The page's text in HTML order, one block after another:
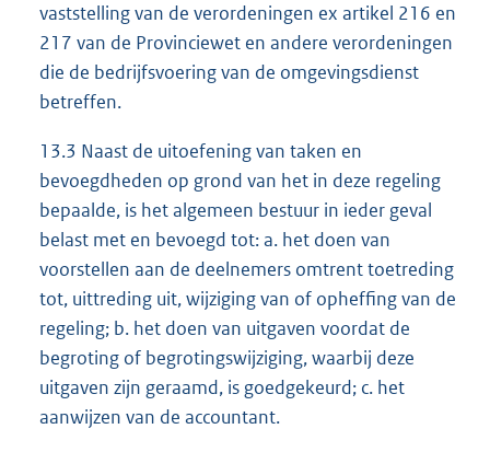
vaststelling van de verordeningen ex artikel 216 en
217 van de Provinciewet en andere verordeningen
die de bedrijfsvoering van de omgevingsdienst
betreffen.
13.3 Naast de uitoefening van taken en
bevoegdheden op grond van het in deze regeling
bepaalde, is het algemeen bestuur in ieder geval
belast met en bevoegd tot: a. het doen van
voorstellen aan de deelnemers omtrent toetreding
tot, uittreding uit, wijziging van of opheffing van de
regeling; b. het doen van uitgaven voordat de
begroting of begrotingswijziging, waarbij deze
uitgaven zijn geraamd, is goedgekeurd; c. het
aanwijzen van de accountant.